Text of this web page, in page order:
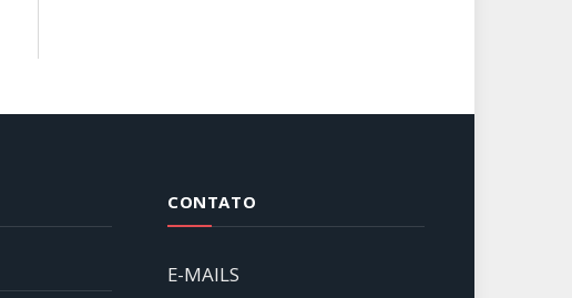
CONTATO
E-MAILS